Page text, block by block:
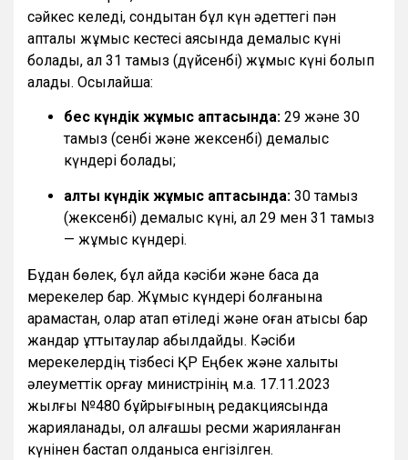
сәйкес келеді, сондықтан бұл күн әдеттегі пән
апталық жұмыс кестесі аясында демалыс күні
болады, ал 31 тамыз (дүйсенбі) жұмыс күні болып
қалады. Осылайша:
бес күндік жұмыс аптасында: 29 және 30
тамыз (сенбі және жексенбі) демалыс
күндері болады;
алты күндік жұмыс аптасында: 30 тамыз
(жексенбі) демалыс күні, ал 29 мен 31 тамыз
— жұмыс күндері.
Бұдан бөлек, бұл айда кәсіби және басқа да
мерекелер бар. Жұмыс күндері болғанына
қарамастан, олар атап өтіледі және оған қатысы бар
жандар құттықтаулар қабылдайды. Кәсіби
мерекелердің тізбесі ҚР Еңбек және халықты
әлеуметтік қорғау министрінің м.а. 17.11.2023
жылғы №480 бұйрығының редакциясында
жарияланады, ол алғашқы ресми жарияланған
күнінен бастап қолданысқа енгізілген.